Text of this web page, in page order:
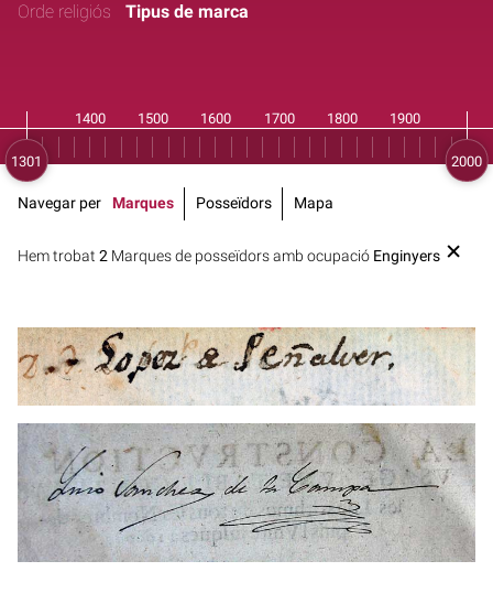
Orde religiós
Tipus de marca
Hem trobat 2 Marques de posseïdors amb ocupació Enginyers
Navegar per Marques Posseïdors Mapa